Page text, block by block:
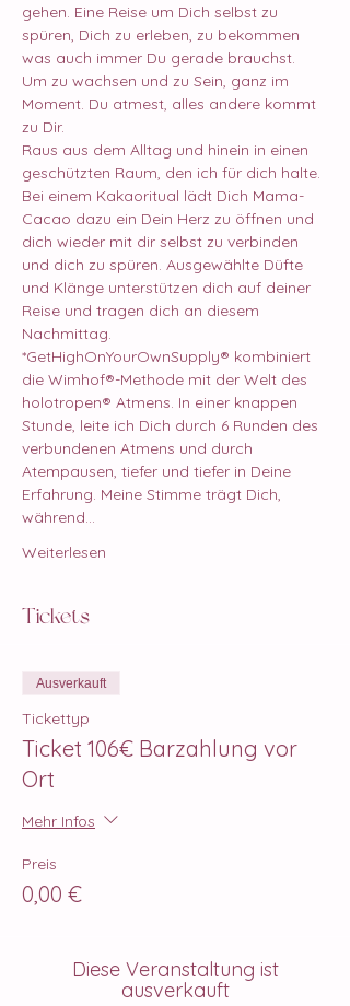
gehen. Eine Reise um Dich selbst zu
spüren, Dich zu erleben, zu bekommen
was auch immer Du gerade brauchst.
Um zu wachsen und zu Sein, ganz im
Moment. Du atmest, alles andere kommt
zu Dir.
Raus aus dem Alltag und hinein in einen
geschützten Raum, den ich für dich halte.
Bei einem Kakaoritual lädt Dich Mama-
Cacao dazu ein Dein Herz zu öffnen und
dich wieder mit dir selbst zu verbinden
und dich zu spüren. Ausgewählte Düfte
und Klänge unterstützen dich auf deiner
Reise und tragen dich an diesem
Nachmittag.
*GetHighOnYourOwnSupply® kombiniert
die Wimhof®-Methode mit der Welt des
holotropen® Atmens. In einer knappen
Stunde, leite ich Dich durch 6 Runden des
verbundenen Atmens und durch
Atempausen, tiefer und tiefer in Deine
Erfahrung. Meine Stimme trägt Dich,
während…
Weiterlesen
Tickets
Ausverkauft
Tickettyp
Ticket 106€ Barzahlung vor
Ort
Mehr Infos
Preis
0,00 €
Diese Veranstaltung ist
ausverkauft